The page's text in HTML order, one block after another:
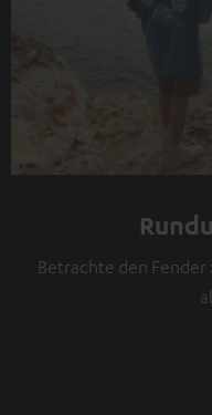
Betrachte den Fender